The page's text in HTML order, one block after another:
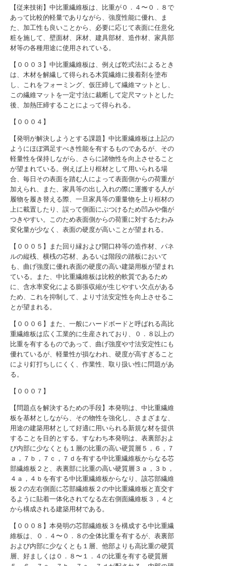
【従来技術】中比重繊維板は、比重が０．４〜０．８で
あって比較的軽量でありながら、強度性能に優れ、ま
た、加工性も良いことから、必要に応じて表面に任意化
粧を施して、壁面材、床材、建具部材、造作材、家具部
材等の各種用途に使用されている。
【０００３】中比重繊維板は、例えば乾式法によるとき
は、木材を解繊して得られる木質繊維に接着剤を塗布
し、これをフォーミング、仮圧締して繊維マットとし、
この繊維マットを一定寸法に裁断して定尺マットとした
後、加熱圧締することによって得られる。
【０００４】
【発明が解決しようとする課題】中比重繊維板は上記の
ようにほぼ満足すべき性能を有するものであるが、その
軽量性を保持しながら、さらに諸物性を向上させること
が望まれている。例えば上り框材として用いられる場
合、毎日その表面を踏む人によって表面側からの荷重が
加えられ、また、家具等の出し入れの際に運搬する人が
履物を履き替える際、一旦家具等の重量物を上り框材の
上に載置したり、誤って側面にぶつけるため凹みや傷が
つきやすい。このため表面側からの荷重に対するたわみ
変化量が少なく、表面の硬度が高いことが望まれる。
【０００５】また回り縁および開口枠等の造作材、パネ
ルの縦桟、横桟の芯材、あるいは階段の踏板において
も、曲げ強度に優れ表面の硬度の高い建築用板が望まれ
ている。また、中比重繊維板は比較的軟質であるため
に、含水率変化による膨張収縮が生じやすい欠点がある
ため、これを抑制して、より寸法安定性を向上させるこ
とが望まれる。
【０００６】また、一般にハードボードと呼ばれる高比
重繊維板は広く工業的に生産されており、０．８以上の
比重を有するものであって、曲げ強度や寸法安定性にも
優れているが、軽量性が損なわれ、硬度が高すぎること
により釘打ちしにくく、作業性、取り扱い性に問題があ
る。
【０００７】
【問題点を解決するための手段】本発明は、中比重繊維
板を基材としながら、その物性を強化し、さまざまな、
用途の建築用材として好適に用いられる新規な材を提供
することを目的とする。すなわち本発明は、表裏部およ
び内部に少なくとも１層の比重の高い硬質層５，６，７
ａ，７ｂ，７ｃ，７ｄを有する中比重繊維板からなる芯
部繊維板２と、表裏部に比重の高い硬質層３ａ，３ｂ，
４ａ，４ｂを有する中比重繊維板からなり、該芯部繊維
板２の左右側面に芯部繊維板２の中比重繊維板と直交す
るように貼着一体化されてなる左右側面繊維板３，４と
から構成される建築用材である。
【０００８】本発明の芯部繊維板３を構成する中比重繊
維板は、０．４〜０．８の全体比重を有するが、表裏部
および内部に少なくとも１層、他部よりも高比重の硬質
層、好ましくは０．８〜１．４の比重を有する硬質層